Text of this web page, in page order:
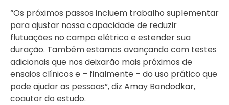
“Os próximos passos incluem trabalho suplementar
para ajustar nossa capacidade de reduzir
flutuações no campo elétrico e estender sua
duração. Também estamos avançando com testes
adicionais que nos deixarão mais próximos de
ensaios clínicos e – finalmente – do uso prático que
pode ajudar as pessoas”, diz Amay Bandodkar,
coautor do estudo.